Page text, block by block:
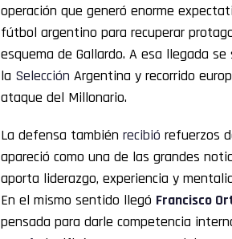
operación que generó enorme
fútbol argentino para recuperar
esquema de Gallardo. A esa llegada se
la Selección Argentina y recorrido
ataque del Millonario.
La defensa también recibió refuerzos
apareció como una de las grandes
aporta liderazgo, experiencia y
En el mismo sentido llegó Francisco
pensada para darle competencia